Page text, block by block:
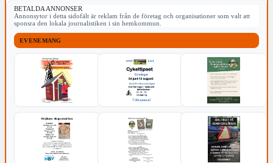
BETALDA ANNONSER
Annonsytor i detta sidofält är reklam från de företag och organisationer som valt att
sponsra den lokala journalistiken i sin hemkommun.
EVENEMANG